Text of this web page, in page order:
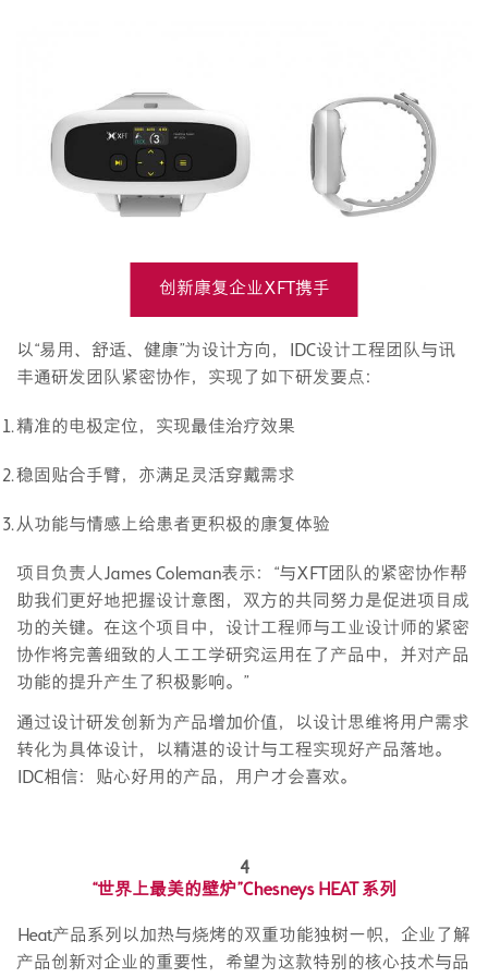
创新康复企业XFT携手
IDC设计研发的手功能康
以“易用、舒适、健康”为设计方向，IDC设计工程团队与讯
丰通研发团队紧密协作，实现了如下研发要点：
精准的电极定位，实现最佳治疗效果
稳固贴合手臂，亦满足灵活穿戴需求
从功能与情感上给患者更积极的康复体验
项目负责人James Coleman表示：“与XFT团队的紧密协作帮
助我们更好地把握设计意图，双方的共同努力是促进项目成
功的关键。在这个项目中，设计工程师与工业设计师的紧密
协作将完善细致的人工工学研究运用在了产品中，并对产品
功能的提升产生了积极影响。”
通过设计研发创新为产品增加价值，以设计思维将用户需求
转化为具体设计，以精湛的设计与工程实现好产品落地。
IDC相信：贴心好用的产品，用户才会喜欢。
4
“世界上最美的壁炉”Chesneys HEAT 系列
Heat产品系列以加热与烧烤的双重功能独树一帜，企业了解
产品创新对企业的重要性，希望为这款特别的核心技术与品